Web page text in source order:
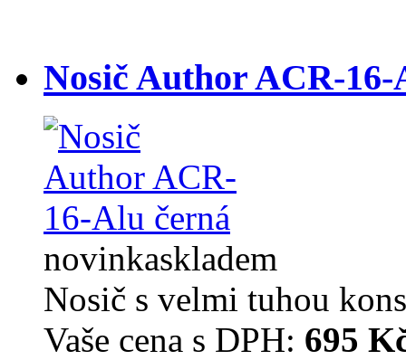
Nosič Author ACR-
novinkaskladem
Nosič s velmi tuhou
Vaše cena s DPH: 695